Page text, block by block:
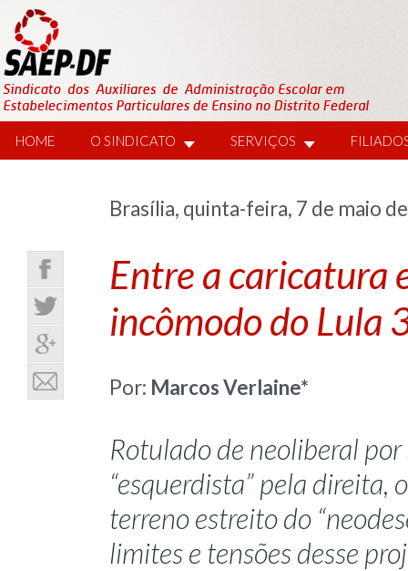
HOME O SINDICATO SERVIÇOS
Brasília, quinta-feira, 7 de maio
Entre a caricatura
incômodo do Lula
Por: Marcos Verlaine*
Rotulado de neoliberal
“esquerdista” pela direita,
terreno estreito do
limites e tensões desse